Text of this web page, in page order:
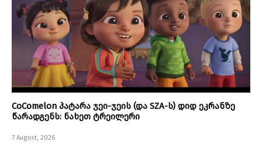
CoComelon პატარა ჯეი-ჯეის (და SZA-ს) დიდ ეკრანზე
წარადგენს: ნახეთ ტრეილერი
7 August, 2026